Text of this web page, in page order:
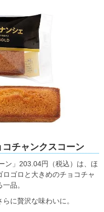
チャンクスコーン
ン」203.04円（税込）は、ほ
ゴロと大きめのチョコチャ
品。
に贅沢な味わいに。